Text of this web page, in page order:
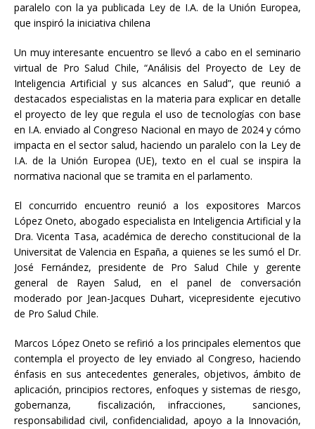
paralelo con la ya publicada Ley de I.A. de la Unión Europea,
que inspiró la iniciativa chilena
Un muy interesante encuentro se llevó a cabo en el seminario
virtual de Pro Salud Chile, “Análisis del Proyecto de Ley de
Inteligencia Artificial y sus alcances en Salud”, que reunió a
destacados especialistas en la materia para explicar en detalle
el proyecto de ley que regula el uso de tecnologías con base
en I.A. enviado al Congreso Nacional en mayo de 2024 y cómo
impacta en el sector salud, haciendo un paralelo con la Ley de
I.A. de la Unión Europea (UE), texto en el cual se inspira la
normativa nacional que se tramita en el parlamento.
El concurrido encuentro reunió a los expositores Marcos
López Oneto, abogado especialista en Inteligencia Artificial y la
Dra. Vicenta Tasa, académica de derecho constitucional de la
Universitat de Valencia en España, a quienes se les sumó el Dr.
José Fernández, presidente de Pro Salud Chile y gerente
general de Rayen Salud, en el panel de conversación
moderado por Jean-Jacques Duhart, vicepresidente ejecutivo
de Pro Salud Chile.
Marcos López Oneto se refirió a los principales elementos que
contempla el proyecto de ley enviado al Congreso, haciendo
énfasis en sus antecedentes generales, objetivos, ámbito de
aplicación, principios rectores, enfoques y sistemas de riesgo,
gobernanza, fiscalización, infracciones, sanciones,
responsabilidad civil, confidencialidad, apoyo a la Innovación,